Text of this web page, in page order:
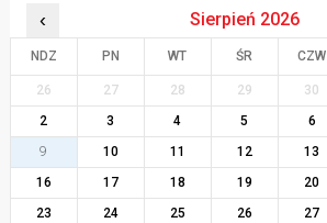
‹ Sierpień 2026
NDZ PN WT ŚR CZW
26 27 28 29 30
2
3 4 5 6
9
10 11 12 13
16
17 18 19 20
23
24 25 26 27